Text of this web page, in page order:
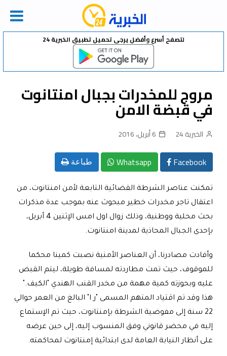
Skip
لتصفح أسرع وأفضل يرجى تحميل تطبيق الخبرية 24
مروج للمخدرات بجبال امنتانوت
في قبضة الامن
الخبرية 24 6 أبريل، 2016
Facebook
Whatsapp طباعة
تمكنت عناصر الشرطة القضائية التابعة لأمن امنتانوت، من
اعتقال تاجر مخدرات خطير مبحوث عنه بموجب عدة مذكرات
بحث محلية ووطنية، وذلك زوال اول امس الإثنين 4 أبريل،
بإحدى الجبال المحاذية لمدينة امنتانوت.
وأفادت مصادرنا، أن العناصر الأمنية نصبت كمينا محكما
للموقوف، حيث تمت مطاردته لمسافة طويلة، ليتم القبض
عليه وبحوزته كمية مهمة من مخدر القنب الهندي "الكيف".
هذا وقد تم اقتياد المتهم المسمى "ر ا" البالغ من العمر حوالي
22 سنة إلى مفوضية الشرطة بإمنتانوت، حيث تم الإستماع
إليه في محضر قانوني وفق المنسوب إليه، إلى حين عرضه
على أنظار النيابة العامة لدى ابتدائية إمنتانوت لمحاكمته.